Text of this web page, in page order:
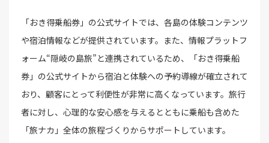
「おき得乗船券」の公式サイトでは、各島の体験コンテンツ
や宿泊情報などが提供されています。また、情報プラットフ
ォーム“隠岐の島旅”と連携されているため、「おき得乗船
券」の公式サイトから宿泊と体験への予約導線が確立されて
おり、顧客にとって利便性が非常に高くなっています。旅行
者に対し、心理的な安心感を与えるとともに乗船も含めた
「旅ナカ」全体の旅程づくりからサポートしています。